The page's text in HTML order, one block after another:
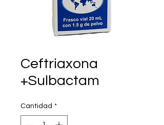
Ceftriaxona
+Sulbactam
Cantidad *